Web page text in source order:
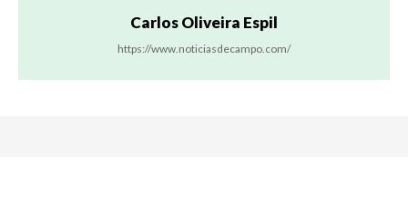
Carlos Oliveira Espil
https://www.noticiasdecampo.com/